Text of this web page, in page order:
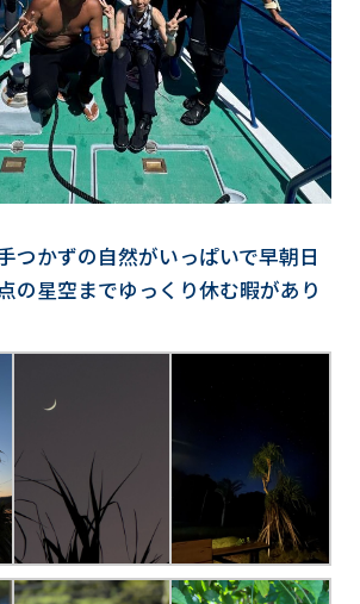
つかずの自然がいっぱいで早朝日
の星空までゆっくり休む暇があり